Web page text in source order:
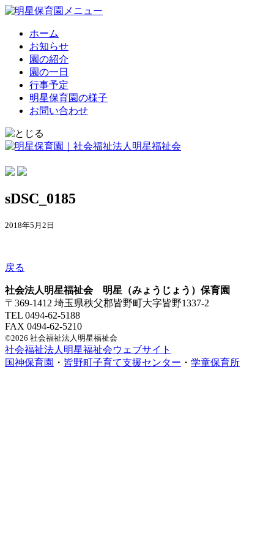
ホーム
お知らせ
園の紹介
園の一日
行事予定
明星保育園の様子
お問い合わせ
sDSC_0185
2018年5月2日
戻る
社会法人明星福祉会 明星（みょうじょう）保育園
〒369-1412 埼玉県秩父郡皆野町大字皆野1337-2
TEL 0494-62-5188
FAX 0494-62-5210
©2026 社会福祉法人明星福祉会
社会福祉法人明星福祉会ウェブサイト
国神保育園 ・ 皆野町子育て支援センター ・ 学童保育所